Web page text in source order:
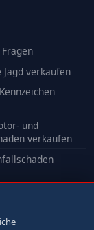
verkaufen
und
verkaufen